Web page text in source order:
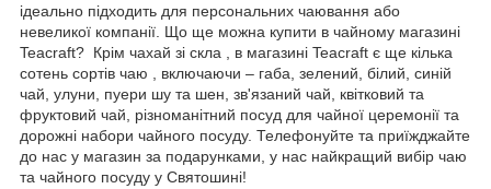
ідеально підходить для персональних чаювання або
невеликої компанії. Що ще можна купити в чайному магазині
Teacraft? Крім чахай зі скла , в магазині Teacraft є ще кілька
сотень сортів чаю , включаючи – габа, зелений, білий, синій
чай, улуни, пуери шу та шен, зв'язаний чай, квітковий та
фруктовий чай, різноманітний посуд для чайної церемонії та
дорожні набори чайного посуду. Телефонуйте та приїжджайте
до нас у магазин за подарунками, у нас найкращий вибір чаю
та чайного посуду у Святошині!